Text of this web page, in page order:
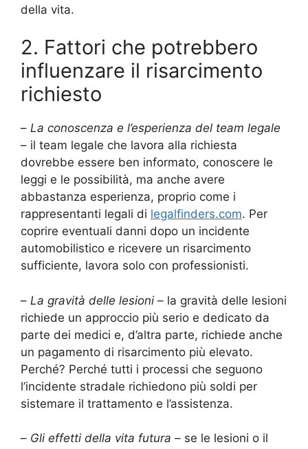
della vita.
2. Fattori che potrebbero
influenzare il risarcimento
richiesto
– La conoscenza e l’esperienza del team legale
– il team legale che lavora alla richiesta
dovrebbe essere ben informato, conoscere le
leggi e le possibilità, ma anche avere
abbastanza esperienza, proprio come i
rappresentanti legali di legalfinders.com. Per
coprire eventuali danni dopo un incidente
automobilistico e ricevere un risarcimento
sufficiente, lavora solo con professionisti.
– La gravità delle lesioni – la gravità delle lesioni
richiede un approccio più serio e dedicato da
parte dei medici e, d’altra parte, richiede anche
un pagamento di risarcimento più elevato.
Perché? Perché tutti i processi che seguono
l’incidente stradale richiedono più soldi per
sistemare il trattamento e l’assistenza.
– Gli effetti della vita futura – se le lesioni o il